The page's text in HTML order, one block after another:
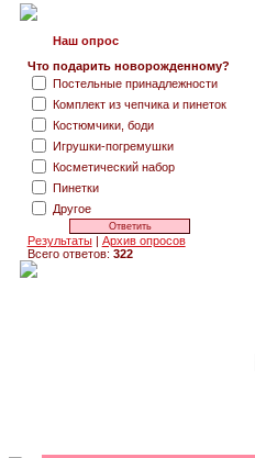
Наш опрос
Что подарить новорожденному?
Постельные принадлежности
Комплект из чепчика и пинеток
Костюмчики, боди
Игрушки-погремушки
Косметический набор
Пинетки
Другое
Результаты| Архив опросов
Всего ответов: 322